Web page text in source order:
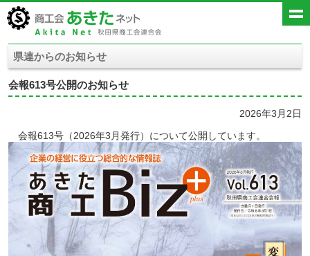
県連からのお知らせ
会報613号公開のお知らせ
2026年3月2日
会報613号（2026年3月発行）について公開しています。